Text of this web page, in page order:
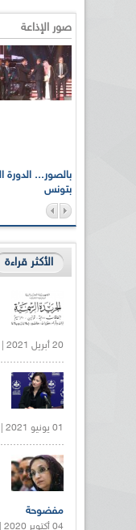
صور الإذاعة
بتونس
الأكثر قراءة
20 أبريل 2021 |
01 يونيو 2021 |
مفضوحة
04 أكتوبر 2020 |